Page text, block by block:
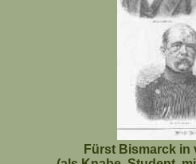
Fürst Bismarck in